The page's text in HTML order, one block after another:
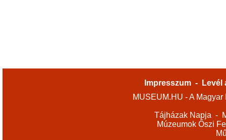
Impresszum -
Levél
MUSEUM.HU - A
Tájházak Napja -
Múzeumok Őszi